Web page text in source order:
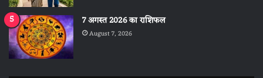
7 अगस्त 2026 का राशिफल
August 7, 2026